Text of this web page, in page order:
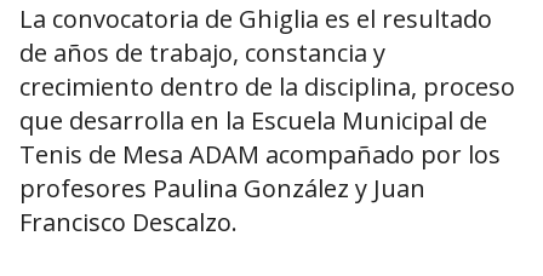
La convocatoria de Ghiglia es el resultado
de años de trabajo, constancia y
crecimiento dentro de la disciplina, proceso
que desarrolla en la Escuela Municipal de
Tenis de Mesa ADAM acompañado por los
profesores Paulina González y Juan
Francisco Descalzo.